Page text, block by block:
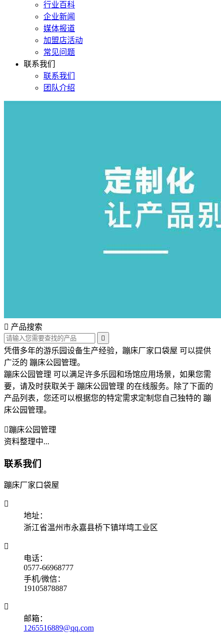
行业百科
企业新闻
媒体报道
加盟店活动
常见问题
联系我们
联系我们
团队介绍
 产品搜索

凭借多年的游乐园设备生产经验，蹦床厂家口袋屋 可以提供
广泛的 蹦床公园管理。
蹦床公园管理 可以满足许多乐园和场馆应用场景，如果您需
要，请及时获取关于 蹦床公园管理 的在线服务。除了下面的
产品列表，您还可以根据您的特定需求定制您自己独特的 蹦
床公园管理。
蹦床公园管理
资料整理中...
联系我们
蹦床厂家口袋屋

地址：
浙江省温州市永嘉县桥下镇垟塆工业区

电话：
0577-66968777
手机/微信：
19105878887

邮箱：
1265516889@qq.com